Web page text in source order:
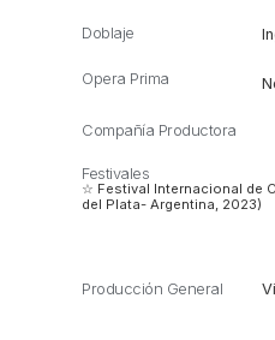
Doblaje
Opera Prima
Compañía Productora
Festivales
☆ Festival Internacional de
del Plata- Argentina, 2023)
Producción General